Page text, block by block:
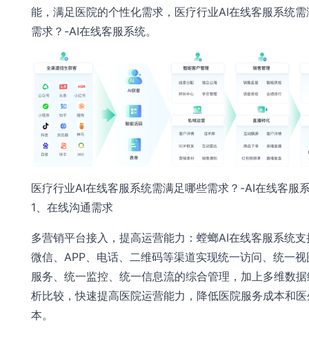
能，满足医院的个性化需求，医疗行业AI在线客服系统
需求？-AI在线客服系统。
医疗行业AI在线客服系统需满足哪些需求？-AI在线客服
1、在线沟通需求
多营销平台接入，提高运营能力：螳螂AI在线客服系统
微信、APP、电话、二维码等渠道实现统一访问、统一
服务、统一监控、统一信息流的综合管理，加上多维数
析比较，快速提高医院运营能力，降低医院服务成本和
本。